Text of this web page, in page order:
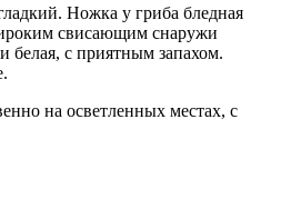
Ножка у гриба бледная
свисающим снаружи
белая, с приятным запахом.
на осветленных местах, с